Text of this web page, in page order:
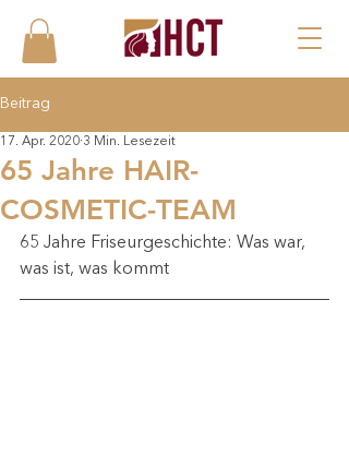
Beitrag
65 Jahre HAIR-
COSMETIC-TEAM
17. Apr. 2020 3 Min. Lesezeit
65 Jahre Friseurgeschichte: Was war,
was ist, was kommt